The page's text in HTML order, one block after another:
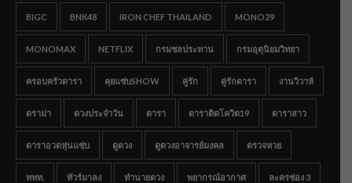
BIGC BNK48 IRON CHEF THAILAND MONO29
MONOMAX NETFLIX กรมชลประทาน กรมอุตุนิยมวิทยา
ครอบครัวดารา คุยแซ่บSHOW คู่รัก คู่รักดารา งานวิวาห์
ดราม่า ดวงประจำวัน ดารา ดาราติดโควิด19 ดาราสาว
ดาราอวดหุ่นแซ่บ ดูดวง ดูดวงอาจารย์มงคล ตรวจหวย
ททท. ทัวร์มาลง ทำนายดวง พยากรณ์อากาศ ละครช่อง 3